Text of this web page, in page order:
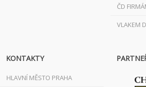
ČD
VLAKEM
KONTAKTY
HLAVNÍ MĚSTO PRAHA